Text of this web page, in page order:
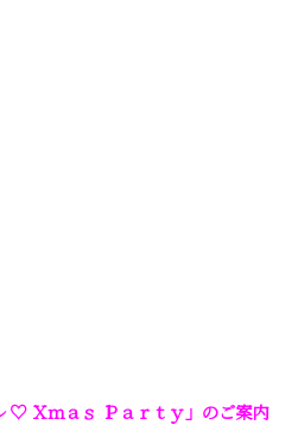
♡ Ｘｍａｓ Ｐａｒｔｙ」のご案内